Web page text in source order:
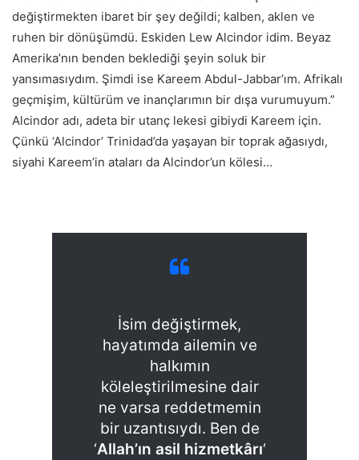
değiştirmekten ibaret bir şey değildi; kalben, aklen ve
ruhen bir dönüşümdü. Eskiden Lew Alcindor idim. Beyaz
Amerika’nın benden beklediği şeyin soluk bir
yansımasıydım. Şimdi ise Kareem Abdul-Jabbar’ım. Afrikalı
geçmişim, kültürüm ve inançlarımın bir dışa vurumuyum.”
Alcindor adı, adeta bir utanç lekesi gibiydi Kareem için.
‎Çünkü ‘Alcindor’ Trinidad’da yaşayan bir toprak ağasıydı,
siyahi Kareem’in ataları da Alcindor’un kölesi…
İsim değiştirmek,
hayatımda ailemin ve
halkımın
köleleştirilmesine dair
ne varsa reddetmemin
bir uzantısıydı. Ben de
‘Allah’ın asil hizmetkârı‘